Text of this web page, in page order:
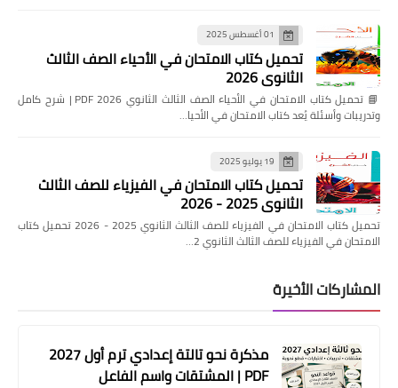
01 أغسطس 2025
تحميل كتاب الامتحان في الأحياء الصف الثالث
الثانوي 2026
📘 تحميل كتاب الامتحان في الأحياء الصف الثالث الثانوي 2026 PDF | شرح كامل
وتدريبات وأسئلة يُعد كتاب الامتحان في الأحيا…
19 يوليو 2025
تحميل كتاب الامتحان في الفيزياء للصف الثالث
الثانوي 2025 - 2026
تحميل كتاب الامتحان في الفيزياء للصف الثالث الثانوي 2025 - 2026 تحميل كتاب
الامتحان في الفيزياء للصف الثالث الثانوي 2…
المشاركات الأخيرة
مذكرة نحو تالتة إعدادي ترم أول 2027
PDF | المشتقات واسم الفاعل